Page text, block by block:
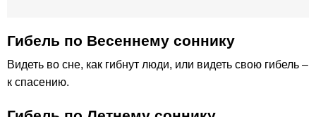
Гибель по Весеннему соннику
Видеть во сне, как гибнут люди, или видеть свою гибель –
к спасению.